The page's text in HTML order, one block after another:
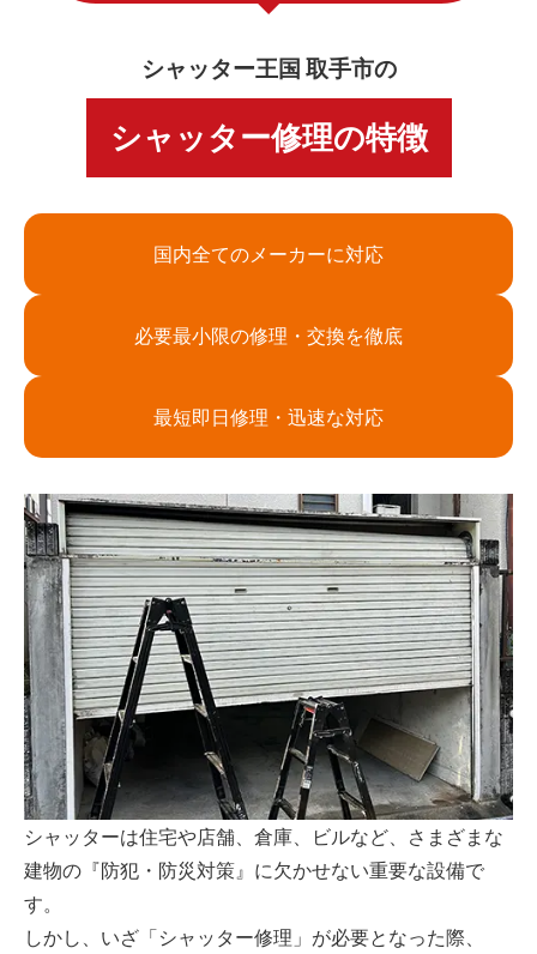
シャッター王国 取手市の
シャッター修理の特徴
国内全てのメーカーに対応
必要最小限の修理・交換を徹底
最短即日修理・迅速な対応
シャッターは住宅や店舗、倉庫、ビルなど、さまざまな
建物の『防犯・防災対策』に欠かせない重要な設備で
す。
しかし、いざ「シャッター修理」が必要となった際、